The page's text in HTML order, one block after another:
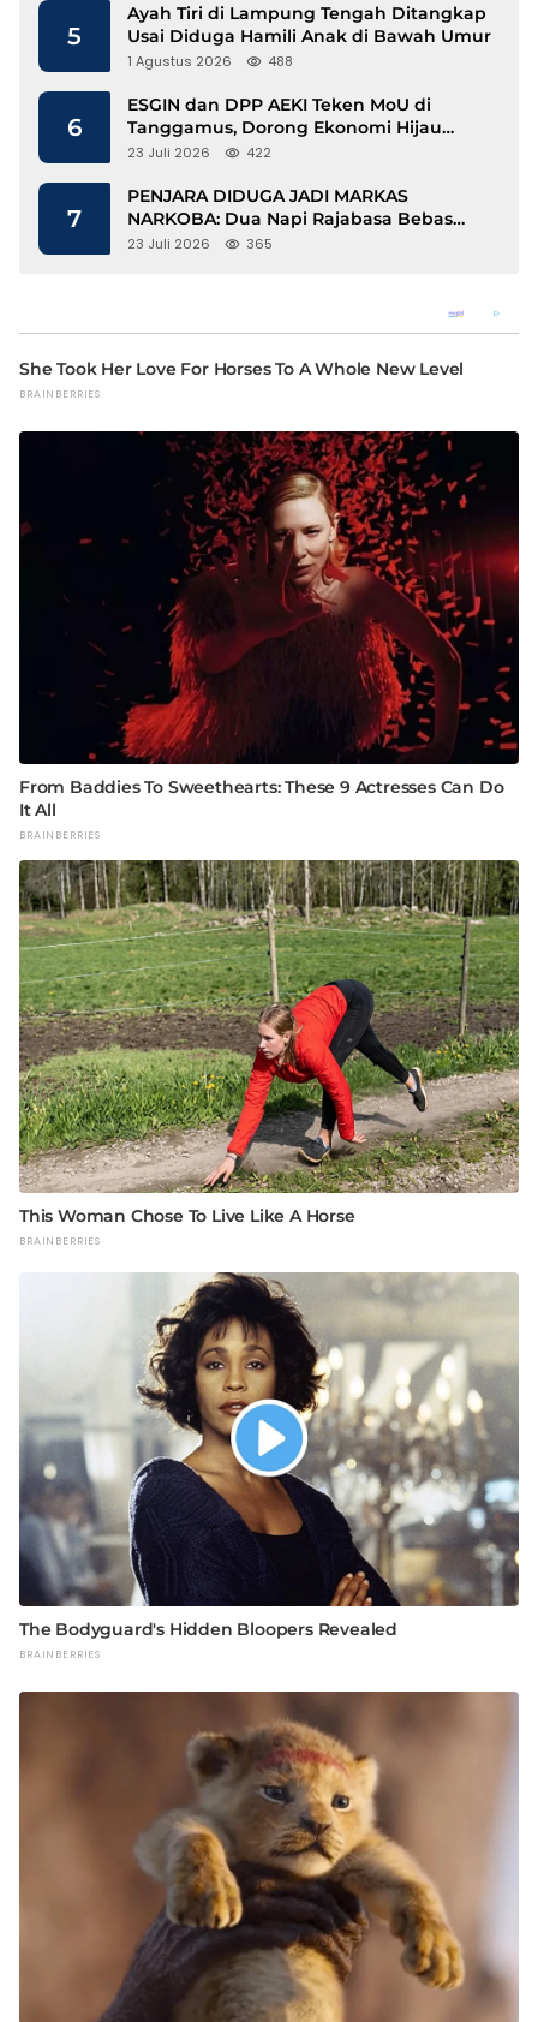
5
Ayah Tiri di Lampung Tengah Ditangkap
Usai Diduga Hamili Anak di Bawah Umur
1 Agustus 2026 488
6
ESGIN dan DPP AEKI Teken MoU di
Tanggamus, Dorong Ekonomi Hijau
Berbasis Kopi dan Perdagangan Karbon
23 Juli 2026 422
7
PENJARA DIDUGA JADI MARKAS
NARKOBA: Dua Napi Rajabasa Bebas
Gunakan HP, Muncul Dugaan
23 Juli 2026 365